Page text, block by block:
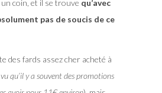
coin, et il se trouve qu’avec
pas de soucis de ce
des fards assez cher acheté à
qu’il y a souvent des promotions